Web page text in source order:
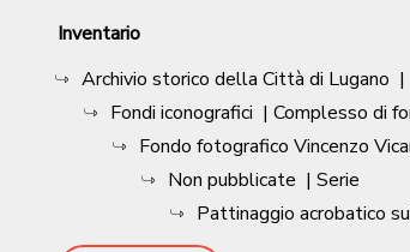
Inventario
Archivio storico della Città di Lugano |
Fondi iconografici | Complesso di
Fondo fotografico Vincenzo
Non pubblicate | Serie
Pattinaggio acrobatico